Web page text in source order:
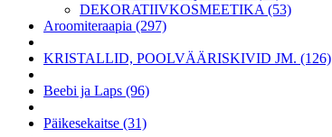
DEKORATIIVKOSMEETIKA (53)
Aroomiteraapia (297)
KRISTALLID, POOLVÄÄRISKIVID JM. (126)
Beebi ja Laps (96)
Päikesekaitse (31)